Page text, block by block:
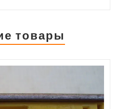
товары